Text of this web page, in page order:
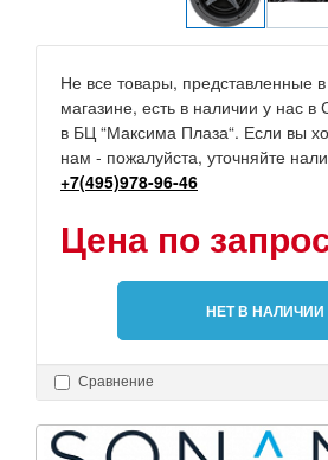
Не все товары, представленные
магазине, есть в наличии у нас в
в БЦ “Максима Плаза“. Если вы
нам - пожалуйста, уточняйте
+7(495)978-96-46
Цена по
НЕТ В НАЛИЧИИ
Сравнение